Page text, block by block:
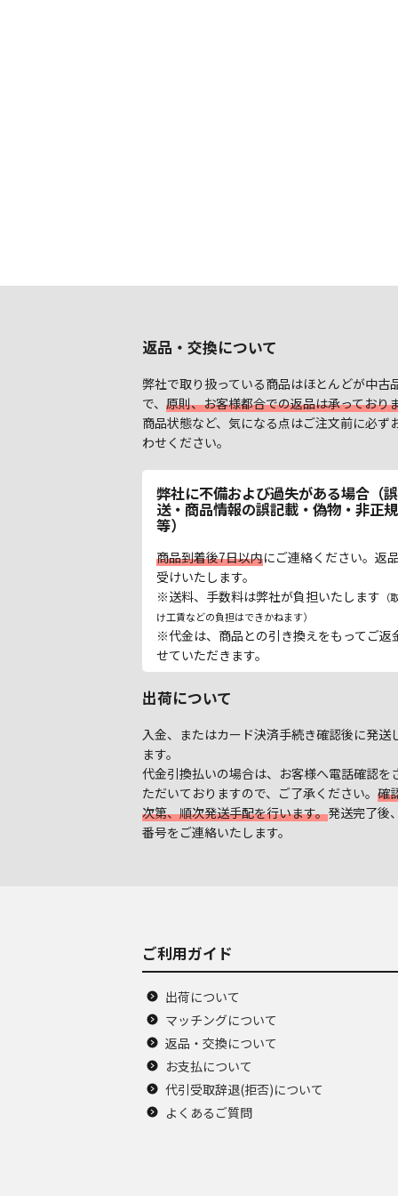
返品・交換について
弊社で取り扱っている商品はほとんどが中古
で、 原則、お客様都合での返品は承っており
商品状態など、気になる点はご注文前に必ず
わせください。
弊社に不備および過失がある場合（
送・商品情報の誤記載・偽物・非正
等）
商品到着後7日以内にご連絡ください。返
受けいたします。
※送料、手数料は弊社が負担いたします （
け工賃などの負担はできかねます）
※代金は、商品との引き換えをもってご返
せていただきます。
出荷について
入金、またはカード決済手続き確認後に発送
ます。
代金引換払いの場合は、お客様へ電話確認を
ただいておりますので、ご了承ください。 確
次第、順次発送手配を行います。発送完了後
番号をご連絡いたします。
ご利用ガイド
出荷について
マッチングについて
返品・交換について
お支払について
代引受取辞退(拒否)について
よくあるご質問